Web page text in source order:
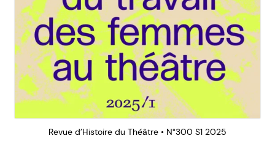
Revue d’Histoire du Théâtre • N°300 S1 2025